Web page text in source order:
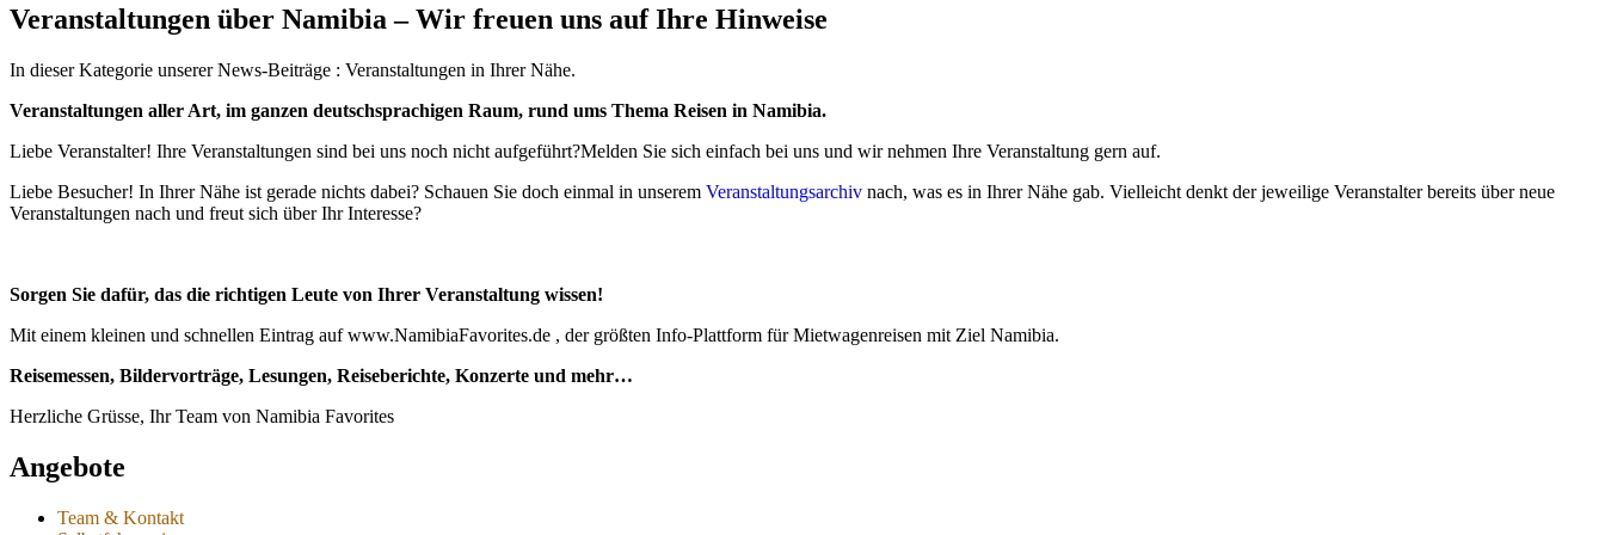
Veranstaltungen über Namibia – Wir freuen uns auf Ihre Hinweise
In dieser Kategorie unserer News-Beiträge : Veranstaltungen in Ihrer Nähe.
Veranstaltungen aller Art, im ganzen deutschsprachigen Raum, rund ums Thema Reisen in Namibia.
Liebe Veranstalter! Ihre Veranstaltungen sind bei uns noch nicht aufgeführt?Melden Sie sich einfach bei uns und wir nehmen Ihre Veranstaltung gern auf.
Liebe Besucher! In Ihrer Nähe ist gerade nichts dabei? Schauen Sie doch einmal in unserem Veranstaltungsarchiv nach, was es in Ihrer Nähe gab. Vielleicht denkt der jeweilige Veranstalter bereits über neue
Veranstaltungen nach und freut sich über Ihr Interesse?
Sorgen Sie dafür, das die richtigen Leute von Ihrer Veranstaltung wissen!
Mit einem kleinen und schnellen Eintrag auf www.NamibiaFavorites.de , der größten Info-Plattform für Mietwagenreisen mit Ziel Namibia.
Reisemessen, Bildervorträge, Lesungen, Reiseberichte, Konzerte und mehr…
Herzliche Grüsse, Ihr Team von Namibia Favorites
Angebote
Team & Kontakt